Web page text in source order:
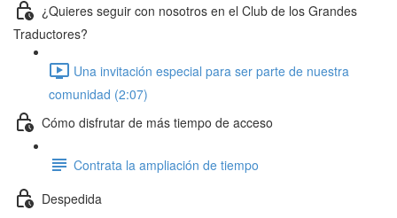
¿Quieres seguir con nosotros en el Club de los Grandes
Traductores?
Una invitación especial para ser parte de nuestra
comunidad (2:07)
Cómo disfrutar de más tiempo de acceso
Contrata la ampliación de tiempo
Despedida